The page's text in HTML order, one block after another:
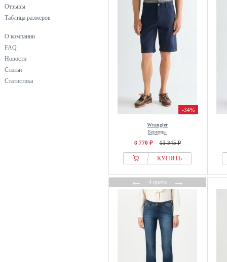
черный
Отзывы
Таблица размеров
О компании
FAQ
Новости
Статьи
Статистика
-34%
Wrangler
Бермуды
8 770 ₽ 13 345 ₽
КУПИТЬ
←4 цвета→